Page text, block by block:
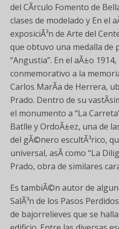
del CÃ­rculo Fomento de
clases de modelado y En el
exposiciÃ³n de Arte del
que obtuvo una medalla de
“Angustia”. En el aÃ±o
conmemorativo a la
Carlos MarÃ­a de Herrera,
Prado. Dentro de su
el monumento a “La
Batlle y OrdoÃ±ez, una de
del gÃ©nero escultÃ³rico,
universal, asÃ­ como “La
Prado, obra de similares
Es tambiÃ©n autor de
SalÃ³n de los Pasos
de bajorrelieves que se